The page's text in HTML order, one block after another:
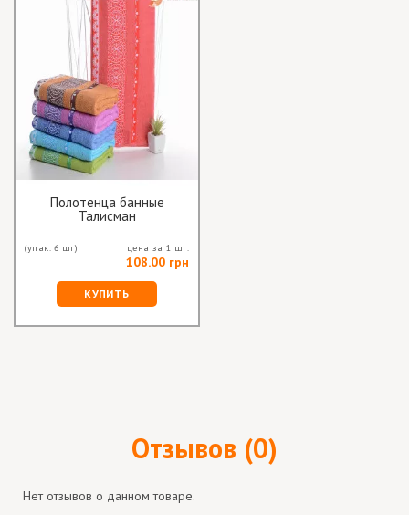
Полотенца банные
Талисман
(упак. 6 шт) цена за 1 шт.
108.00 грн
КУПИТЬ
Отзывов (0)
Нет отзывов о данном товаре.